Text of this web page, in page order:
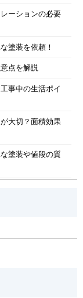
ーションの必要
塗装を依頼！
点を解説
事中の生活ポイ
大切？面積効果
塗装や値段の質